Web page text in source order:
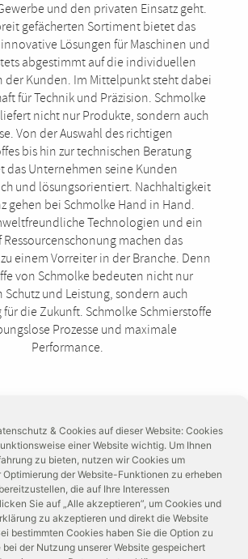
& Cookies auf dieser Website: Cookies
einer Website wichtig. Um Ihnen
zu bieten, nutzen wir Cookies um
der Website-Funktionen zu erheben
die auf Ihre Interessen
Sie auf „Alle akzeptieren”, um Cookies und
zu akzeptieren und direkt die Website
bestimmten Cookies haben Sie die Option zu
der Nutzung unserer Website gespeichert
und den privaten Einsatz geht.
gefächerten Sortiment bietet das
Lösungen für Maschinen und
abgestimmt auf die individuellen
der Kunden. Im Mittelpunkt steht dabei
für Technik und Präzision. Schmolke
nicht nur Produkte, sondern auch
Von der Auswahl des richtigen
bis hin zur technischen Beratung
das Unternehmen seine Kunden
und lösungsorientiert. Nachhaltigkeit
gehen bei Schmolke Hand in Hand.
Technologien und ein
Ressourcenschonung machen das
einem Vorreiter in der Branche. Denn
von Schmolke bedeuten nicht nur
und Leistung, sondern auch
die Zukunft. Schmolke Schmierstoffe
Prozesse und maximale
Performance.